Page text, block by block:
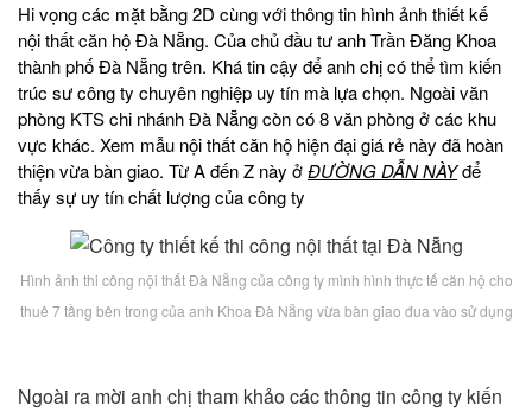
Hi vọng các mặt bằng 2D cùng với thông tin hình ảnh thiết kế
nội thất căn hộ Đà Nẵng. Của chủ đầu tư anh Trần Đăng Khoa
thành phố Đà Nẵng trên. Khá tin cậy để anh chị có thể tìm kiến
trúc sư công ty chuyên nghiệp uy tín mà lựa chọn. Ngoài văn
phòng KTS chi nhánh Đà Nẵng còn có 8 văn phòng ở các khu
vực khác. Xem mẫu nội thất căn hộ hiện đại giá rẻ này đã hoàn
thiện vừa bàn giao. Từ A đến Z này ởĐƯỜNG DẪN NÀYđể
thấy sự uy tín chất lượng của công ty
Hình ảnh thi công nội thất Đà Nẵng của công ty mình hình thực tế căn hộ cho
thuê 7 tầng bên trong của anh Khoa Đà Nẵng vừa bàn giao đua vào sử dụng
Ngoài ra mời anh chị tham khảo các thông tin công ty kiến